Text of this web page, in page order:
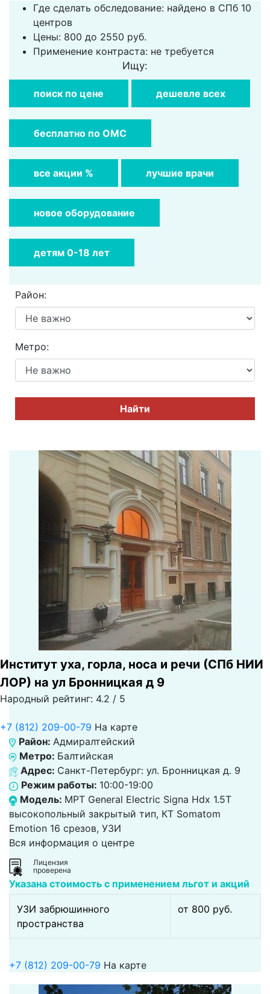
Где сделать обследование: найдено в СПб 10
центров
Цены: 800 до 2550 руб.
Применение контраста: не требуется
Ищу:
поиск по цене дешевле всех
бесплатно по ОМС
все акции % лучшие врачи
новое оборудование
детям 0-18 лет
Район:
Метро:
Найти
Институт уха, горла, носа и речи (СПб НИИ
ЛОР) на ул Бронницкая д 9
Народный рейтинг: 4.2 / 5
+7 (812) 209-00-79 На карте
Район: Адмиралтейский
Метро: Балтийская
Адрес: Санкт-Петербург: ул. Бронницкая д. 9
Режим работы: 10:00-19:00
Модель: МРТ General Electric Signa Hdx 1.5T
высокопольный закрытый тип, КТ Somatom
Emotion 16 срезов, УЗИ
Вся информация о центре
Лицензия
проверена
Указана стоимость с применением льгот и акций
УЗИ забрюшинного
пространства
от 800 pуб.
+7 (812) 209-00-79 На карте